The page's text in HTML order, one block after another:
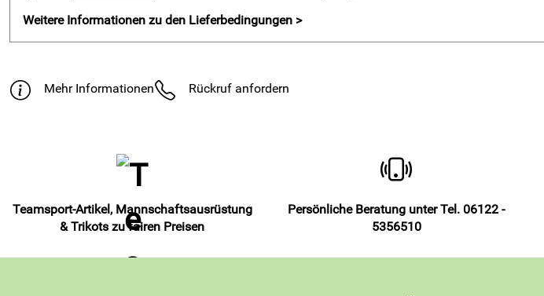
Weitere Informationen zu den Lieferbedingungen >
Mehr Informationen Rückruf anfordern
Teamsport-Artikel, Mannschaftsausrüstung
& Trikots zu fairen Preisen
Persönliche Beratung unter Tel. 06122 -
5356510